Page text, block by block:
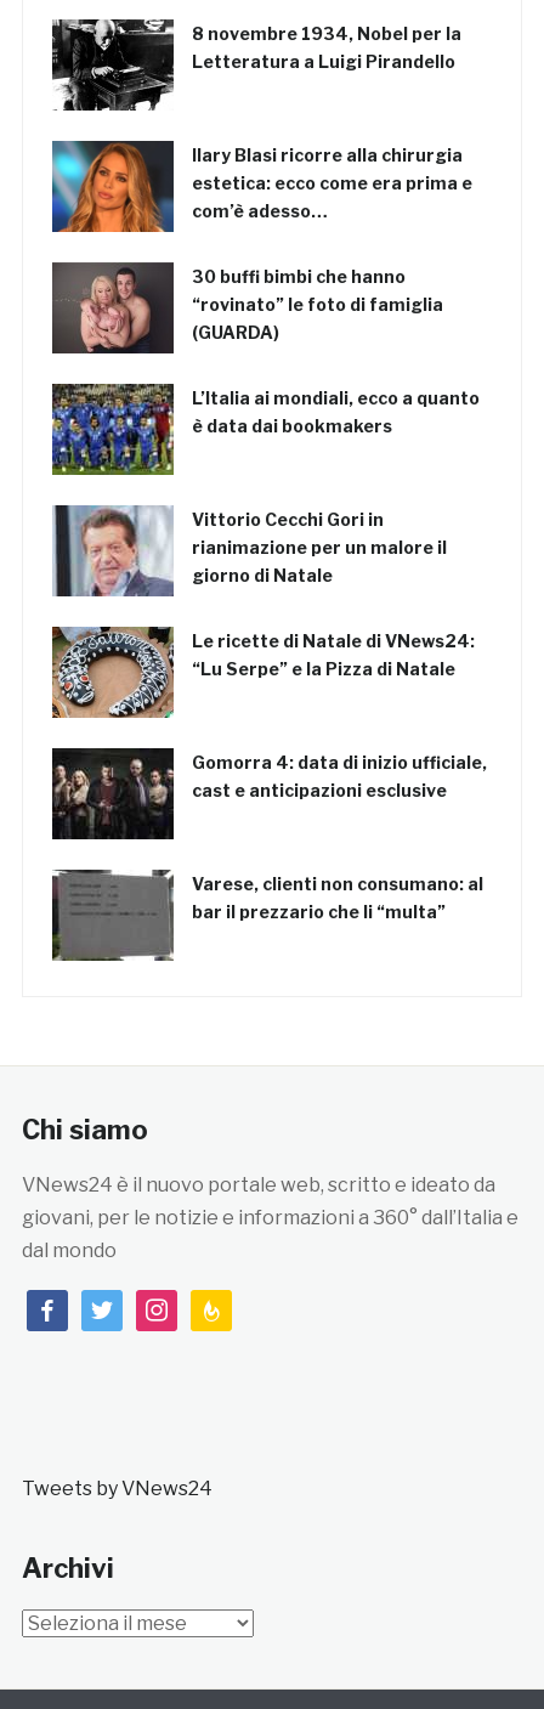
8 novembre 1934, Nobel per la
Letteratura a Luigi Pirandello
Ilary Blasi ricorre alla chirurgia
estetica: ecco come era prima e
com’è adesso…
30 buffi bimbi che hanno
“rovinato” le foto di famiglia
(GUARDA)
L’Italia ai mondiali, ecco a quanto
è data dai bookmakers
Vittorio Cecchi Gori in
rianimazione per un malore il
giorno di Natale
Le ricette di Natale di VNews24:
“Lu Serpe” e la Pizza di Natale
Gomorra 4: data di inizio ufficiale,
cast e anticipazioni esclusive
Varese, clienti non consumano: al
bar il prezzario che li “multa”
Chi siamo
VNews24 è il nuovo portale web, scritto e ideato da
giovani, per le notizie e informazioni a 360° dall’Italia e
dal mondo
facebooktwitterinstagramfeedburner
Tweets by VNews24
Archivi
Archivi